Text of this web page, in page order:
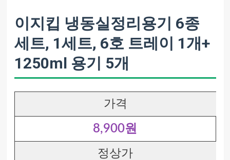
이지킵 냉동실정리용기 6종
세트, 1세트, 6호 트레이 1개+
1250ml 용기 5개
가격
8,900원
정상가